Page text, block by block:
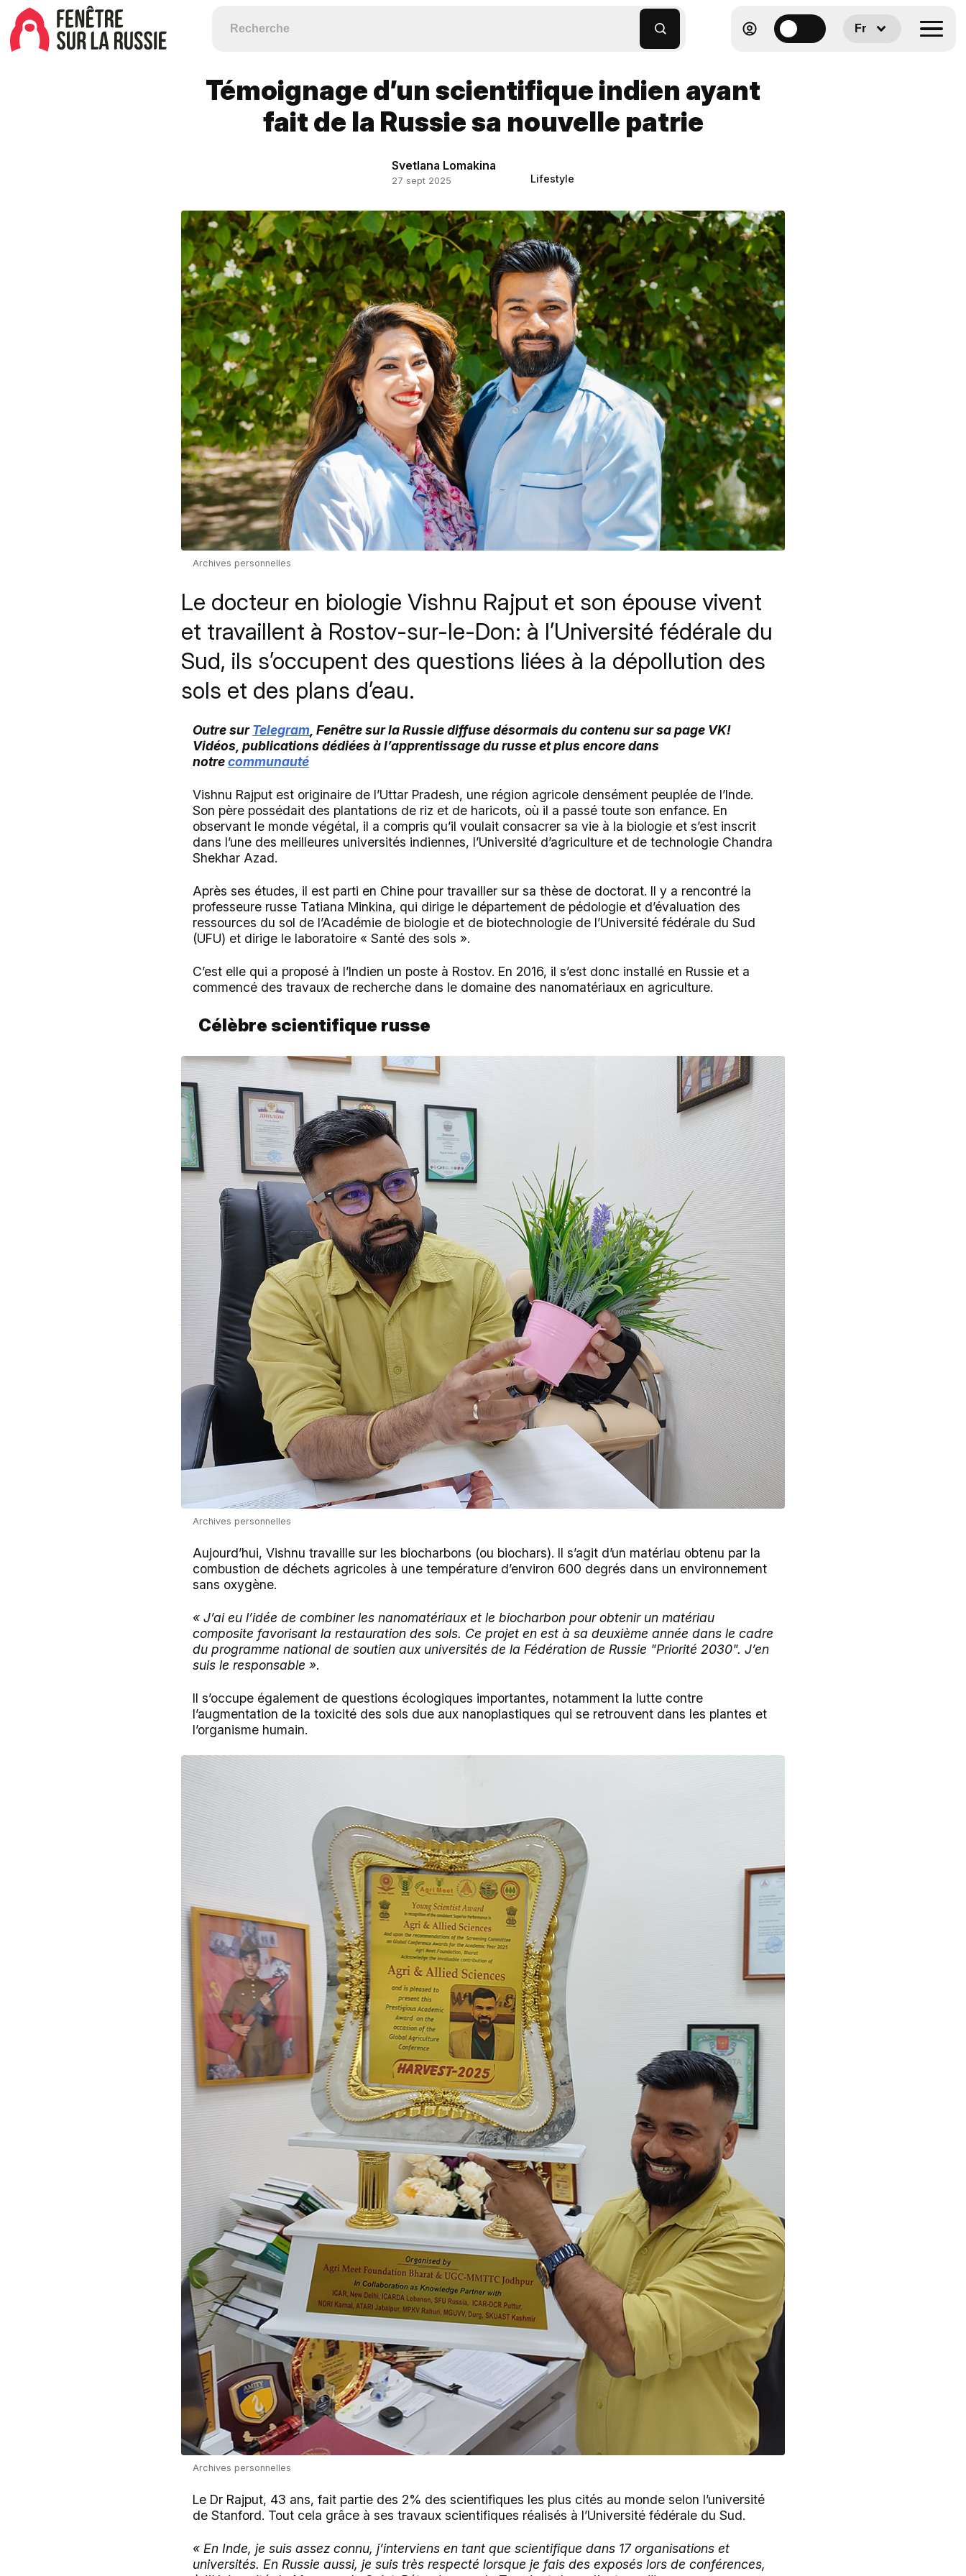
Fr
Témoignage d’un scientifique indien ayant
fait de la Russie sa nouvelle patrie
Svetlana Lomakina
27 sept 2025 Lifestyle
Archives personnelles
Le docteur en biologie Vishnu Rajput et son épouse vivent
et travaillent à Rostov-sur-le-Don: à l’Université fédérale du
Sud, ils s’occupent des questions liées à la dépollution des
sols et des plans d’eau.
Outre surTelegram , Fenêtre sur la Russie diffuse désormais du contenu sur sa page VK!
Vidéos, publications dédiées à l’apprentissage du russe et plus encore dans
notrecommunauté
Vishnu Rajput est originaire de l’Uttar Pradesh, une région agricole densément peuplée de l’Inde.
Son père possédait des plantations de riz et de haricots, où il a passé toute son enfance. En
observant le monde végétal, il a compris qu’il voulait consacrer sa vie à la biologie et s’est inscrit
dans l’une des meilleures universités indiennes, l’Université d’agriculture et de technologie Chandra
Shekhar Azad.
Après ses études, il est parti en Chine pour travailler sur sa thèse de doctorat. Il y a rencontré la
professeure russe Tatiana Minkina, qui dirige le département de pédologie et d’évaluation des
ressources du sol de l’Académie de biologie et de biotechnologie de l’Université fédérale du Sud
(UFU) et dirige le laboratoire « Santé des sols ».
C’est elle qui a proposé à l’Indien un poste à Rostov. En 2016, il s’est donc installé en Russie et a
commencé des travaux de recherche dans le domaine des nanomatériaux en agriculture.
Célèbre scientifique russe
Archives personnelles
Aujourd’hui, Vishnu travaille sur les biocharbons (ou biochars). Il s’agit d’un matériau obtenu par la
combustion de déchets agricoles à une température d’environ 600 degrés dans un environnement
sans oxygène.
« J’ai eu l’idée de combiner les nanomatériaux et le biocharbon pour obtenir un matériau
composite favorisant la restauration des sols. Ce projet en est à sa deuxième année dans le cadre
du programme national de soutien aux universités de la Fédération de Russie "Priorité 2030". J’en
suis le responsable ».
Il s’occupe également de questions écologiques importantes, notamment la lutte contre
l’augmentation de la toxicité des sols due aux nanoplastiques qui se retrouvent dans les plantes et
l’organisme humain.
Archives personnelles
Le Dr Rajput, 43 ans, fait partie des 2% des scientifiques les plus cités au monde selon l’université
de Stanford. Tout cela grâce à ses travaux scientifiques réalisés à l’Université fédérale du Sud.
« En Inde, je suis assez connu, j’interviens en tant que scientifique dans 17 organisations et
universités. En Russie aussi, je suis très respecté lorsque je fais des exposés lors de conférences,